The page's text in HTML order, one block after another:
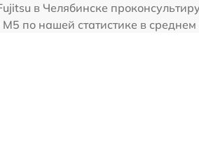
в Челябинске
по нашей статистике в